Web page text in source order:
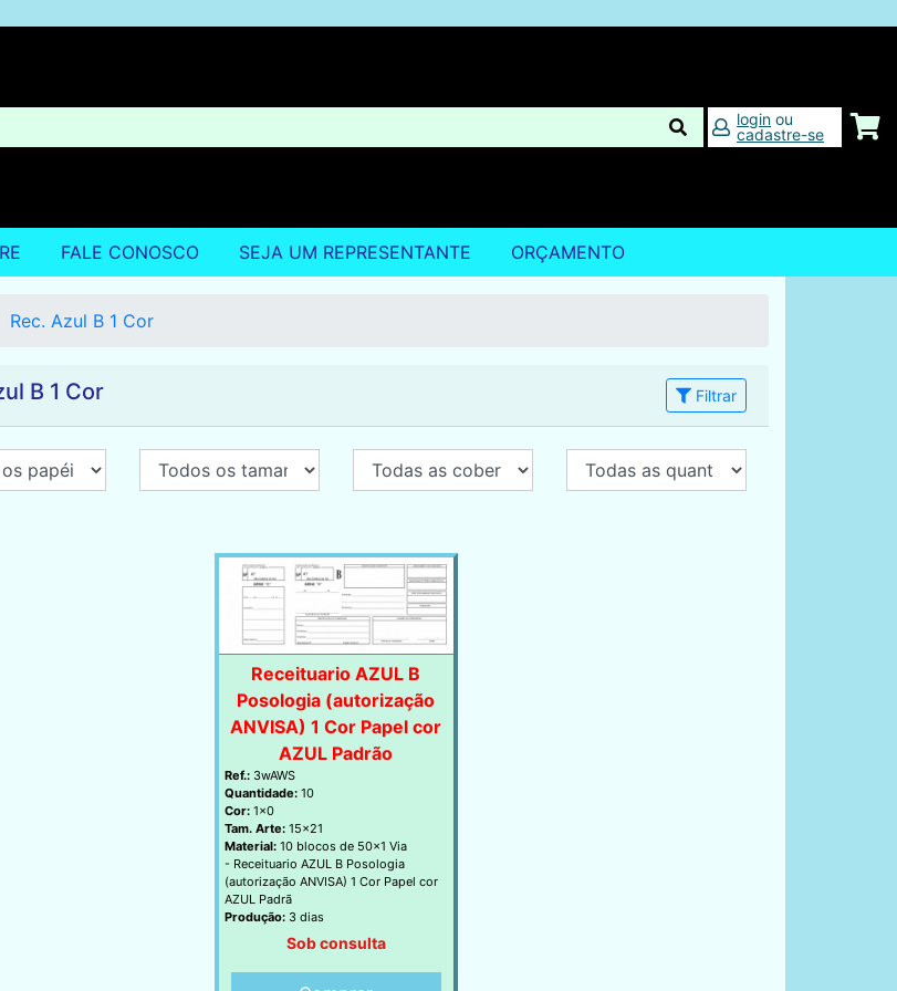
login ou
cadastre-se
FALE CONOSCO SEJA UM REPRESENTANTE ORÇAMENTO
Rec. Azul B 1 Cor
B 1 Cor Filtrar
Receituario AZUL B
Posologia (autorização
ANVISA) 1 Cor Papel cor
AZUL Padrão
Ref.:3wAWS
Quantidade: 10
Cor: 1x0
Tam. Arte:15x21
Material:10 blocos de 50x1 Via
- Receituario AZUL B Posologia
(autorização ANVISA) 1 Cor Papel cor
AZUL Padrã
Produção:3 dias
Sob consulta